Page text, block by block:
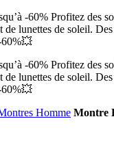
-60% Profitez des
de lunettes de soleil.
60%💥
-60% Profitez des
de lunettes de soleil.
60%💥
Homme Montre